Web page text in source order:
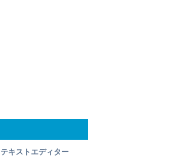
テキストエディター